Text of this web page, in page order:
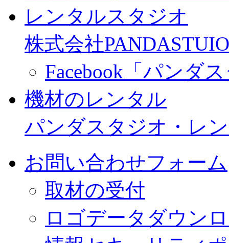
レンタルスタジオ
株式会社
Facebook「パンダ
機材のレンタル
パンダスタジオ・レ
お問い合わせフォーム
取材の受付
ロゴデータダウン